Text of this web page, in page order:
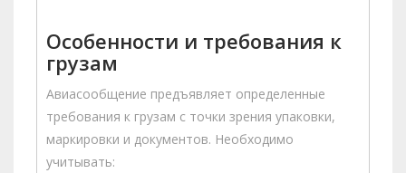
Особенности и требования к
грузам
Авиасообщение предъявляет определенные
требования к грузам с точки зрения упаковки,
маркировки и документов. Необходимо
учитывать: